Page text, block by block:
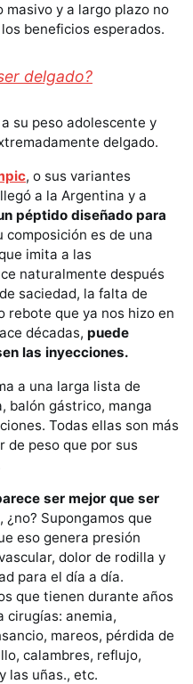
masivo y a largo plazo no
beneficios esperados.
delgado?
su peso adolescente y
delgado.
, o sus variantes
a la Argentina y a
péptido diseñado para
composición es de una
imita a las
naturalmente después
saciedad, la falta de
rebote que ya nos hizo en
décadas, puede
las inyecciones.
a una larga lista de
balón gástrico, manga
Todas ellas son más
de peso que por sus
ser mejor que ser
Supongamos que
eso genera presión
dolor de rodilla y
para el día a día.
que tienen durante años
cirugías: anemia,
mareos, pérdida de
calambres, reflujo,
las uñas., etc.